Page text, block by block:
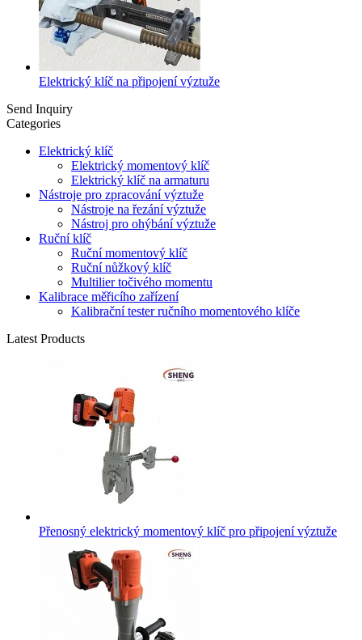
Elektrický klíč na připojení výztuže
Send Inquiry
Categories
Elektrický klíč
Elektrický momentový klíč
Elektrický klíč na armaturu
Nástroje pro zpracování výztuže
Nástroje na řezání výztuže
Nástroj pro ohýbání výztuže
Ruční klíč
Ruční momentový klíč
Ruční nůžkový klíč
Multilier točivého momentu
Kalibrace měřicího zařízení
Kalibrační tester ručního momentového klíče
Latest Products
Přenosný elektrický momentový klíč pro připojení výztuže